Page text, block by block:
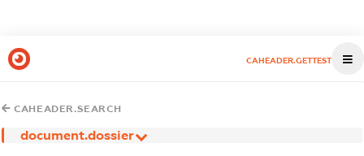
CAHEADER.GETTEST
CAHEADER.SEARCH
document.dossier